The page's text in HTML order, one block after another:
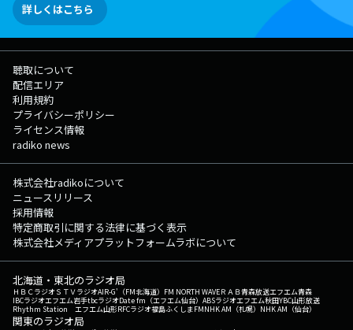
詳しくはこちら
聴取について
配信エリア
利用規約
プライバシーポリシー
ライセンス情報
radiko news
株式会社radikoについて
ニュースリリース
採用情報
特定商取引に関する法律に基づく表示
株式会社メディアプラットフォームラボについて
北海道・東北のラジオ局
ＨＢＣラジオＳＴＶラジオAIR-G'（FM北海道） FM NORTH WAVEＲＡＢ青森放送エフエム青森
IBCラジオエフエム岩手tbcラジオDate fm（エフエム仙台） ABSラジオエフエム秋田YBC山形放送
Rhythm Station エフエム山形RFCラジオ福島ふくしまFMNHK AM（札幌） NHK AM（仙台）
関東のラジオ局